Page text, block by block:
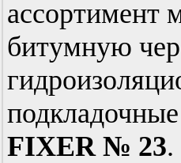
ассортимент
битумную
FIXER № 23